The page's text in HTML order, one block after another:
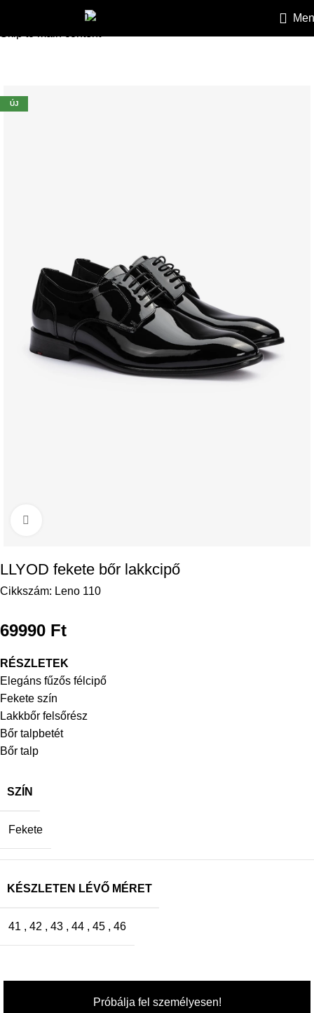
Skip to navigation
LLYOD fekete bőr
ÚJ
LLYOD fekete bőr lakkcipő
Cikkszám: Leno 110
69990 Ft
RÉSZLETEK
Elegáns fűzős félcipő
Fekete szín
Lakkbőr felsőrész
Bőr talpbetét
Bőr talp
SZÍN
Fekete
KÉSZLETEN LÉVŐ MÉRET
41 , 42 , 43 , 44 , 45 , 46
Próbálja fel személyesen!